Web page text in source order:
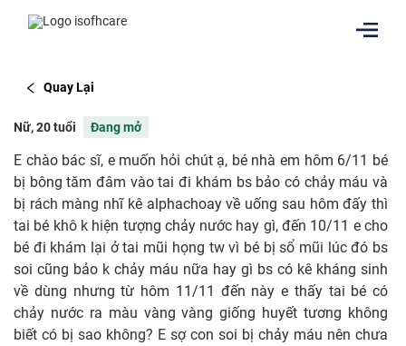
Quay Lại
Nữ, 20 tuổi Đang mở
E chào bác sĩ, e muốn hỏi chút ạ, bé nhà em hôm 6/11 bé
bị bông tăm đâm vào tai đi khám bs bảo có chảy máu và
bị rách màng nhĩ kê alphachoay về uống sau hôm đấy thì
tai bé khô k hiện tượng chảy nước hay gì, đến 10/11 e cho
bé đi khám lại ở tai mũi họng tw vì bé bị sổ mũi lúc đó bs
soi cũng bảo k chảy máu nữa hay gì bs có kê kháng sinh
về dùng nhưng từ hôm 11/11 đến này e thấy tai bé có
chảy nước ra màu vàng vàng giống huyết tương không
biết có bị sao không? E sợ con soi bị chảy máu nên chưa